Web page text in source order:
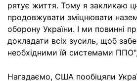
рятує життя. Тому я закликаю
продовжувати зміцнювати
оборону України. І ми повинні
докладати всіх зусиль, щоб
необхідними їй системами
Нагадаємо, США пообіцяли